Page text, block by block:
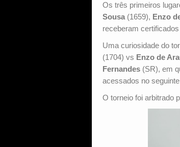
Os três primeiros
Sousa (1659), Enzo
receberam
Uma curiosidade do
(1704) vs Enzo de
Fernandes (SR), em
acessados no seguinte
O torneio foi arbitrado